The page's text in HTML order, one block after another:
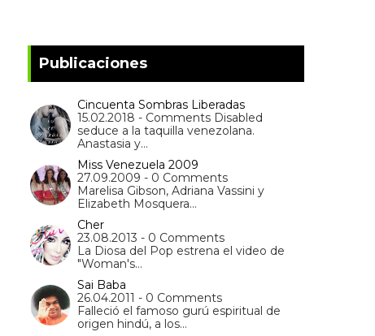
Publicaciones
Cincuenta Sombras Liberadas
15.02.2018 - Comments Disabled
seduce a la taquilla venezolana.
Anastasia y…
Miss Venezuela 2009
27.09.2009 - 0 Comments
Marelisa Gibson, Adriana Vassini y
Elizabeth Mosquera…
Cher
23.08.2013 - 0 Comments
La Diosa del Pop estrena el video de
"Woman's…
Sai Baba
26.04.2011 - 0 Comments
Falleció el famoso gurú espiritual de
origen hindú, a los…